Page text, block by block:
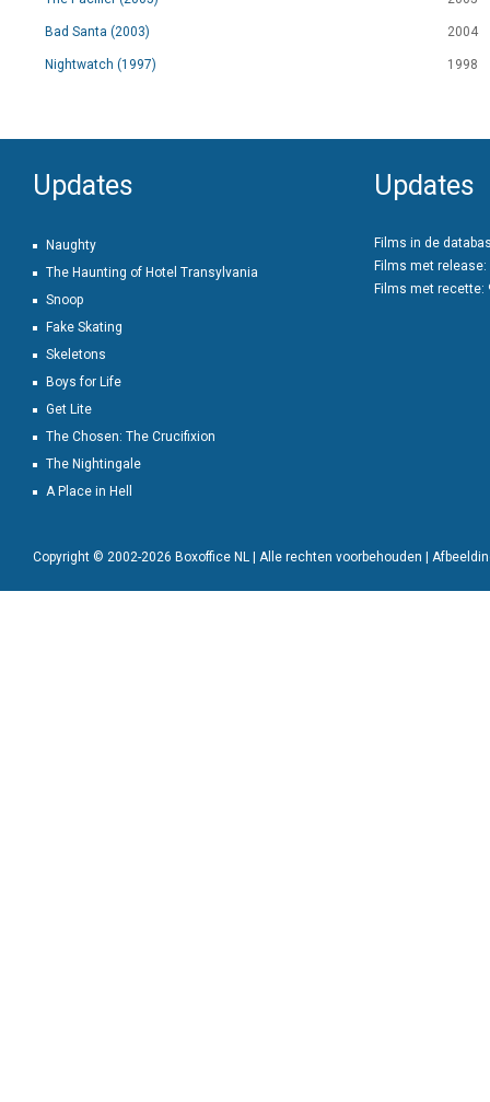
Bad Santa (2003) 2004
Nightwatch (1997) 1998
Updates
Naughty
The Haunting of Hotel Transylvania
Snoop
Fake Skating
Skeletons
Boys for Life
Get Lite
The Chosen: The Crucifixion
The Nightingale
A Place in Hell
Updates
Films in de
Films met release:
Films met recette:
Copyright © 2002-2026 Boxoffice NL | Alle rechten voorbehouden |